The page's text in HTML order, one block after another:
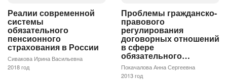
Реалии современной
системы
обязательного
пенсионного
страхования в России
Сивакова Ирина Васильевна
2018 год
Проблемы гражданско-
правового
регулирования
договорных отношений
в сфере
обязательного…
Покачалова Анна Сергеевна
2013 год